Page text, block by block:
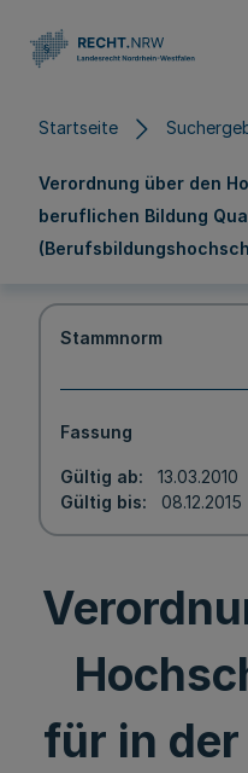
Startseite
Verordnung über den
beruflichen Bildung
Stammnorm
Fassung
Gültig ab
13.03.2010
Gültig bis
08.12.2015
für in